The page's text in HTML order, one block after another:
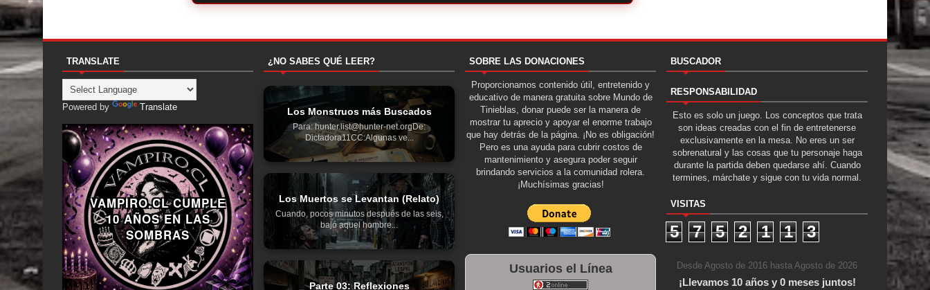
TRANSLATE
Powered by Translate
VAMPIRO.CL CUMPLE
10 AÑOS EN LAS
SOMBRAS
¿NO SABES QUÉ LEER?
Los Monstruos más Buscados
Para: hunter.list@hunter-net.orgDe:
Dictadora11CC:Algunas ve...
Los Muertos se Levantan (Relato)
Cuando, pocos minutos después de las seis,
bajó aquel hombre...
Parte 03: Reflexiones
SOBRE LAS DONACIONES
Proporcionamos contenido útil, entretenido y
educativo de manera gratuita sobre Mundo de
Tinieblas, donar puede ser la manera de
mostrar tu aprecio y apoyar el enorme trabajo
que hay detrás de la página. ¡No es obligación!
Pero es una ayuda para cubrir costos de
mantenimiento y asegura poder seguir
brindando servicios a la comunidad rolera.
¡Muchísimas gracias!
Usuarios el Línea
BUSCADOR
RESPONSABILIDAD
Esto es solo un juego. Los conceptos que trata
son ideas creadas con el fin de entretenerse
exclusivamente en la mesa. No eres un ser
sobrenatural y las cosas que tu personaje haga
durante la partida deben quedarse ahí. Cuando
termines, márchate y sigue con tu vida normal.
VISITAS
5 7 5 2 1 1 3
Desde Agosto de 2016 hasta Agosto de 2026
¡Llevamos 10 años y 0 meses juntos!